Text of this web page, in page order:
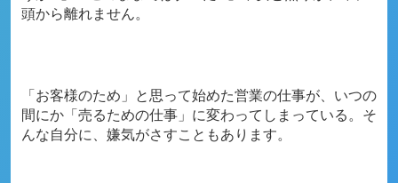
頭から離れません。
「お客様のため」と思って始めた営業の仕事が、いつの
間にか「売るための仕事」に変わってしまっている。 そ
んな自分に、嫌気がさすこともあります。